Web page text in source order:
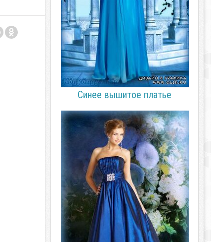
Синее вышитое платье